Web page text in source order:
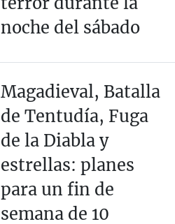
noche del sábado
Magadieval, Batalla
de Tentudía, Fuga
de la Diabla y
estrellas: planes
para un fin de
semana de 10